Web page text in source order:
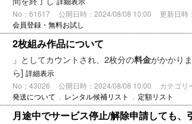
No：61617 公開日時：2024/08/08 10:00 更新日時
会員登録・無料お試し
2枚組み作品について
」としてカウントされ、2枚分の料金がかかり
ら] 詳細表示
No：43026 公開日時：2024/08/08 10:00 カテゴリ
発送について
レンタル候補リスト 定額リスト
月途中でサービス停止/解除申請しても